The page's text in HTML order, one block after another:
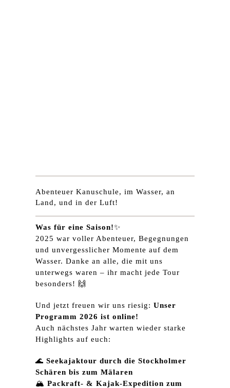
Abenteuer Kanuschule, im Wasser, an
Land, und in der Luft!
Was für eine Saison!✨
2025 war voller Abenteuer, Begegnungen
und unvergesslicher Momente auf dem
Wasser. Danke an alle, die mit uns
unterwegs waren – ihr macht jede Tour
besonders! 🙌
Und jetzt freuen wir uns riesig: Unser
Programm 2026 ist online!
Auch nächstes Jahr warten wieder starke
Highlights auf euch:
🌊 Seekajaktour durch die Stockholmer
Schären bis zum Mälaren
🏔️ Packraft- & Kajak-Expedition zum